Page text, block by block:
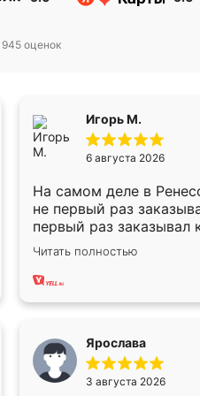
945 оценок
Игорь М.
6 августа 2026
На самом деле в
не первый раз
первый раз заказывал
для маленького
рождении ,во второй
шкаф-купе. По качеству
разными конкурентами
сегменте ,выбор у
куда меньше, здесь же
Читать полностью
Ярослава
3 августа 2026